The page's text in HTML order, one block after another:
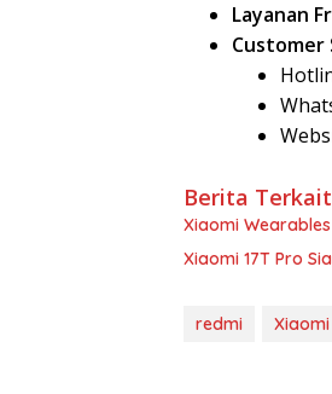
Layanan
Customer
Berita Terkait
Xiaomi
Xiaomi 17T Pro
redmi Xiaomi